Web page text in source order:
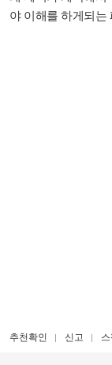
야 이해를 하게되는
추천확인 신고